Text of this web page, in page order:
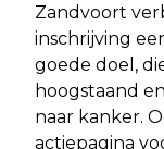
Zandvoort
inschrijving
goede doel,
hoogstaand
naar kanker.
actiepagina